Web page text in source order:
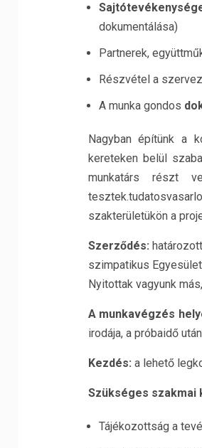
dokumentálása)
Partnerek,
Részvétel a
A munka gondos
Nagyban építünk a
kereteken belül
munkatárs részt
szakterületükön a
Szerződés:
szimpatikus
Nyitottak vagyunk
A munkavégzés
irodája, a próbaidő
Kezdés: a lehető
Szükséges szakmai
Tájékozottság a